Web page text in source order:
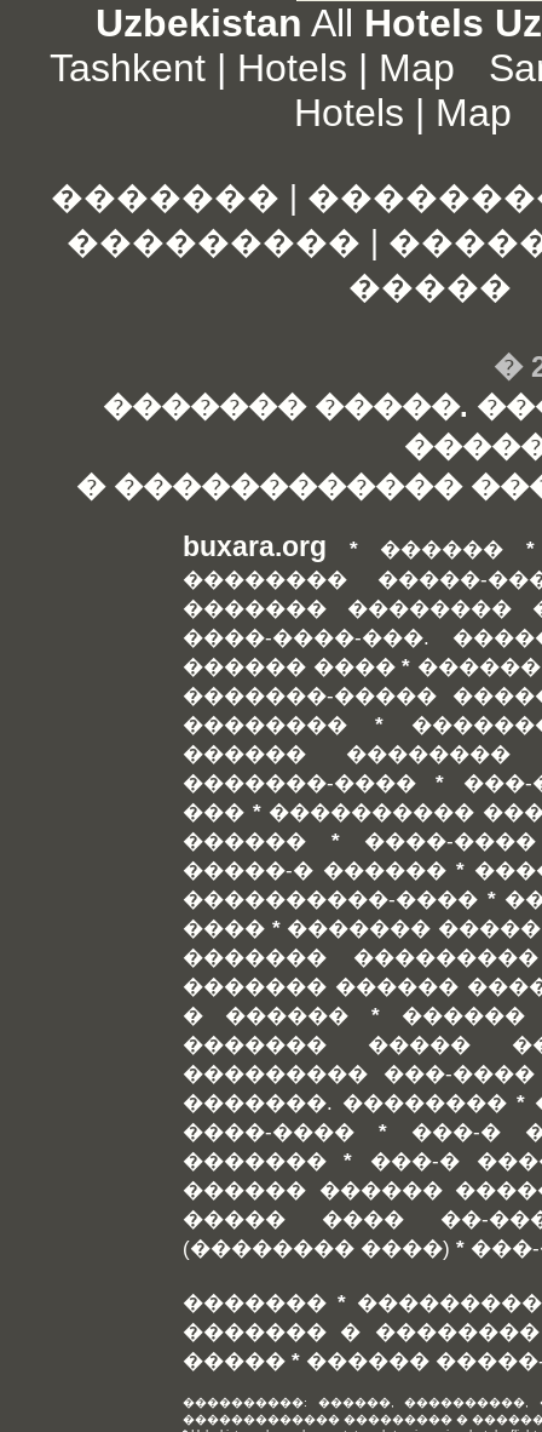
Uzbekistan All Hotels
Tashkent| Hotels | Map
Hotels | Map
�������
���������
�����
�
������� �����.
� ������������
buxara.org * ������
�������� �����-
������� ��������
����-����-���.
������ ���� *
�������-�����
��������
*
������ ��������
�������-����
*
��� * ����������
������
* ����-����
�����-� ������ *
����������-���� *
���� * ������� �����
������� ���������
������� ������
� ������
* ������
������� �����
��������� ���-����
�������. �������� *
����-����
* ���-�
�������
* ���-�
������ ������
����� ���� ��-
(�������� ����) *
������� *
������� � ��������
����� * ������
����������: ������,
������������� ��������� �